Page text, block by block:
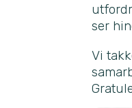
ser
Vi